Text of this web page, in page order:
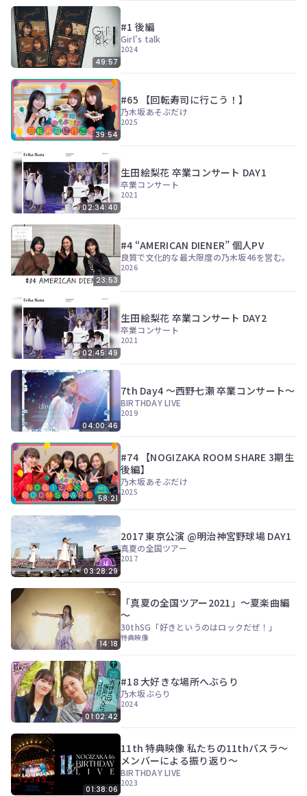
49:57
#1 後編
Girl's talk
2024
39:54
#65 【回転寿司に行こう！】
乃木坂あそぶだけ
2025
02:34:40
生田絵梨花 卒業コンサート DAY1
卒業コンサート
2021
23:53
#4 “AMERICAN DIENER” 個人PV
良質で文化的な最大限度の乃木坂46を営む。
2026
02:45:49
生田絵梨花 卒業コンサート DAY2
卒業コンサート
2021
04:00:46
7th Day4 〜西野七瀬 卒業コンサート〜
BIRTHDAY LIVE
2019
58:21
#74 【NOGIZAKA ROOM SHARE 3期生
後編】
乃木坂あそぶだけ
2025
03:28:29
2017 東京公演 @明治神宮野球場 DAY1
真夏の全国ツアー
2017
14:18
「真夏の全国ツアー2021」～夏楽曲編
～
30thSG「好きというのはロックだぜ！」
特典映像
01:02:42
#18 大好きな場所へぶらり
乃木坂ぶらり
2024
01:38:06
11th 特典映像 私たちの11thバスラ～
メンバーによる振り返り～
BIRTHDAY LIVE
2023